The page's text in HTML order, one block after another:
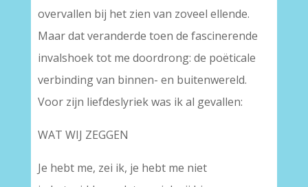
overvallen bij het zien van zoveel ellende.
Maar dat veranderde toen de fascinerende
invalshoek tot me doordrong: de poëticale
verbinding van binnen- en buitenwereld.
Voor zijn liefdeslyriek was ik al gevallen:
WAT WIJ ZEGGEN
Je hebt me, zei ik, je hebt me niet